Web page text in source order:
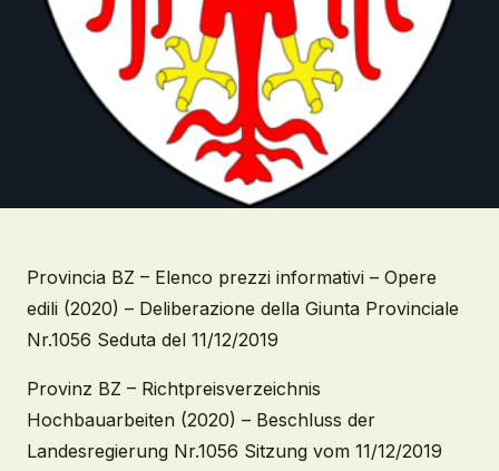
Provincia BZ – Elenco prezzi informativi – Opere
edili (2020) – Deliberazione della Giunta Provinciale
Nr.1056 Seduta del 11/12/2019
Provinz BZ – Richtpreisverzeichnis
Hochbauarbeiten (2020) – Beschluss der
Landesregierung Nr.1056 Sitzung vom 11/12/2019